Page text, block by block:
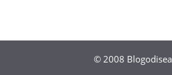
© 2008 Blogodisea